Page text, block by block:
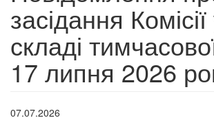
засідання
складі
17 липня 2026
07.07.2026